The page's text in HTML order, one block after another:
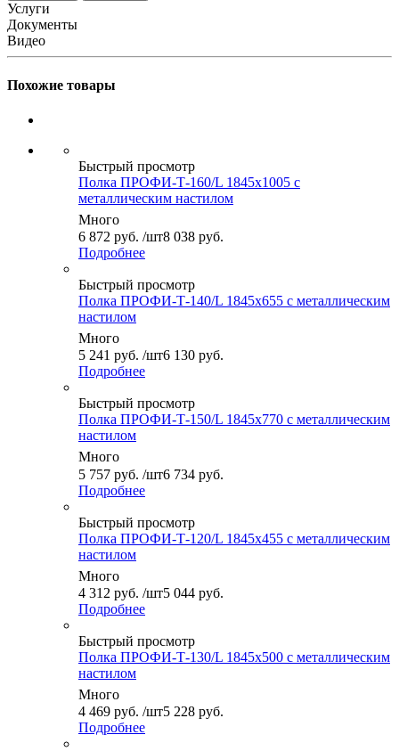
Услуги
Документы
Видео
Похожие товары
Быстрый просмотр
Полка ПРОФИ-Т-160/L 1845x1005 с
металлическим настилом
Много
6 872 руб. /шт8 038 руб.
Подробнее
Быстрый просмотр
Полка ПРОФИ-Т-140/L 1845x655 с металлическим
настилом
Много
5 241 руб. /шт6 130 руб.
Подробнее
Быстрый просмотр
Полка ПРОФИ-Т-150/L 1845x770 с металлическим
настилом
Много
5 757 руб. /шт6 734 руб.
Подробнее
Быстрый просмотр
Полка ПРОФИ-Т-120/L 1845x455 с металлическим
настилом
Много
4 312 руб. /шт5 044 руб.
Подробнее
Быстрый просмотр
Полка ПРОФИ-Т-130/L 1845x500 с металлическим
настилом
Много
4 469 руб. /шт5 228 руб.
Подробнее